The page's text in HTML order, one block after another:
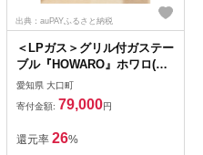
出典：auPAYふるさと納税
＜LPガス＞グリル付ガステー
ブル『HOWARO』ホワロ(点
火つまみ:ホワイト)幅
56cm【1624000】
愛知県 大口町
寄付金額: 79,000円
還元率 26%